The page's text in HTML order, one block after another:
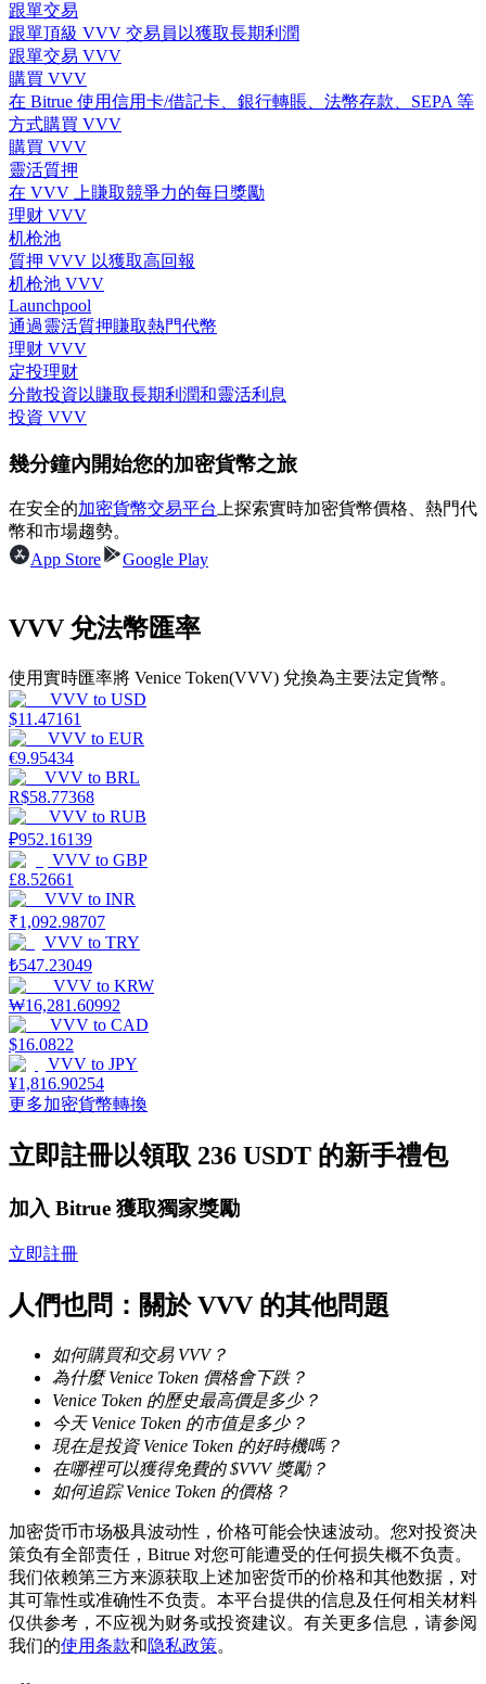
交易策略
學習如何保持盈利
理財
增值寶
使您的資產穩定增值
機槍池
一鍵質押鎖定高收益
Launchpool
活期質押獲得熱門資產
鎖倉BTR
輕鬆獲得多重福利
借貸寶
跟單交易
跟單頂級 VVV 交易員以獲取長期利潤
跟單交易 VVV
購買 VVV
在 Bitrue 使用信用卡/借記卡、銀行轉賬、法幣存款、SEPA 等
方式購買 VVV
購買 VVV
靈活質押
在 VVV 上賺取競爭力的每日獎勵
理财 VVV
机枪池
質押 VVV 以獲取高回報
机枪池 VVV
Launchpool
通過靈活質押賺取熱門代幣
理财 VVV
定投理财
分散投資以賺取長期利潤和靈活利息
投資 VVV
幾分鐘內開始您的加密貨幣之旅
在安全的加密貨幣交易平台上探索實時加密貨幣價格、熱門代
幣和市場趨勢。
App Store
Google Play
VVV 兌法幣匯率
使用實時匯率將 Venice Token(VVV) 兌換為主要法定貨幣。
VVV to USD
$11.47161
VVV to EUR
€9.95434
VVV to BRL
R$58.77368
VVV to RUB
₽952.16139
VVV to GBP
£8.52661
VVV to INR
₹1,092.98707
VVV to TRY
₺547.23049
VVV to KRW
₩16,281.60992
VVV to CAD
$16.0822
VVV to JPY
¥1,816.90254
更多加密貨幣轉換
立即註冊以領取 236 USDT 的新手禮包
加入 Bitrue 獲取獨家獎勵
立即註冊
人們也問：關於 VVV 的其他問題
如何購買和交易 VVV？
為什麼 Venice Token 價格會下跌？
Venice Token 的歷史最高價是多少？
今天 Venice Token 的市值是多少？
現在是投資 Venice Token 的好時機嗎？
在哪裡可以獲得免費的 $VVV 獎勵？
如何追踪 Venice Token 的價格？
加密货币市场极具波动性，价格可能会快速波动。您对投资决
策负有全部责任，Bitrue 对您可能遭受的任何损失概不负责。
我们依赖第三方来源获取上述加密货币的价格和其他数据，对
其可靠性或准确性不负责。本平台提供的信息及任何相关材料
仅供参考，不应视为财务或投资建议。有关更多信息，请参阅
我们的使用条款和隐私政策。